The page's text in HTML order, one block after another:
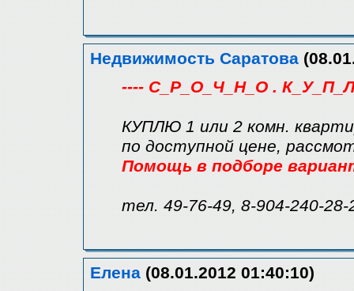
Недвижимость Саратова
---- С_Р_О_Ч_Н_О .
КУПЛЮ 1 или 2 комн.
по доступной цене,
Помощь в подборе
тел. 49-76-49, 8-904-240-28-
Елена (08.01.2012 01:40:10)